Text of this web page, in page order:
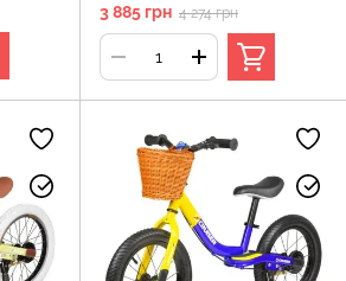
3 885 грн 4 274 грн